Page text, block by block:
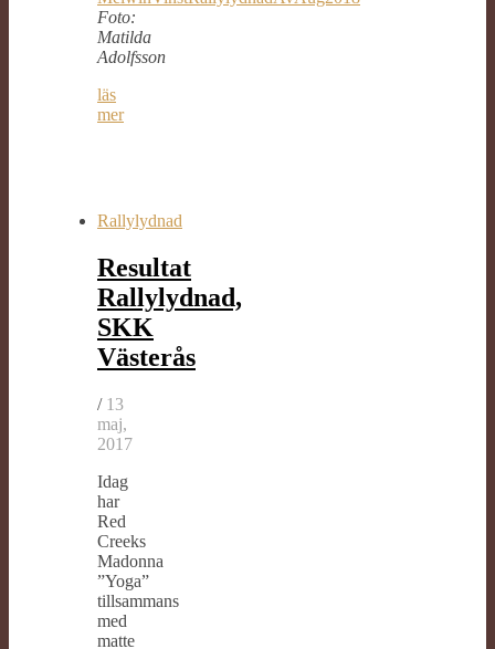
Foto:
Matilda
Adolfsson
läs
mer
Rallylydnad
Resultat
Rallylydnad,
SKK
Västerås
/ 13
maj,
2017
Idag
har
Red
Creeks
Madonna
”Yoga”
tillsammans
med
matte